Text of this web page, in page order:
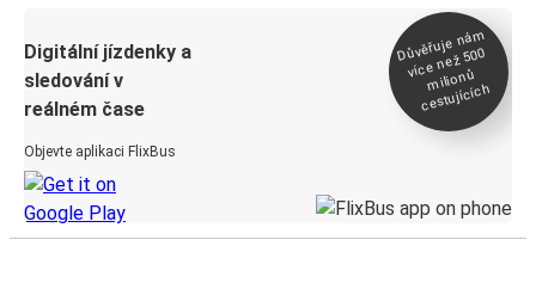
Digitální jízdenky a
sledování v
reálném čase
Objevte aplikaci FlixBus
Důvěřuje ná
m
více než 500
milionů
cestujících